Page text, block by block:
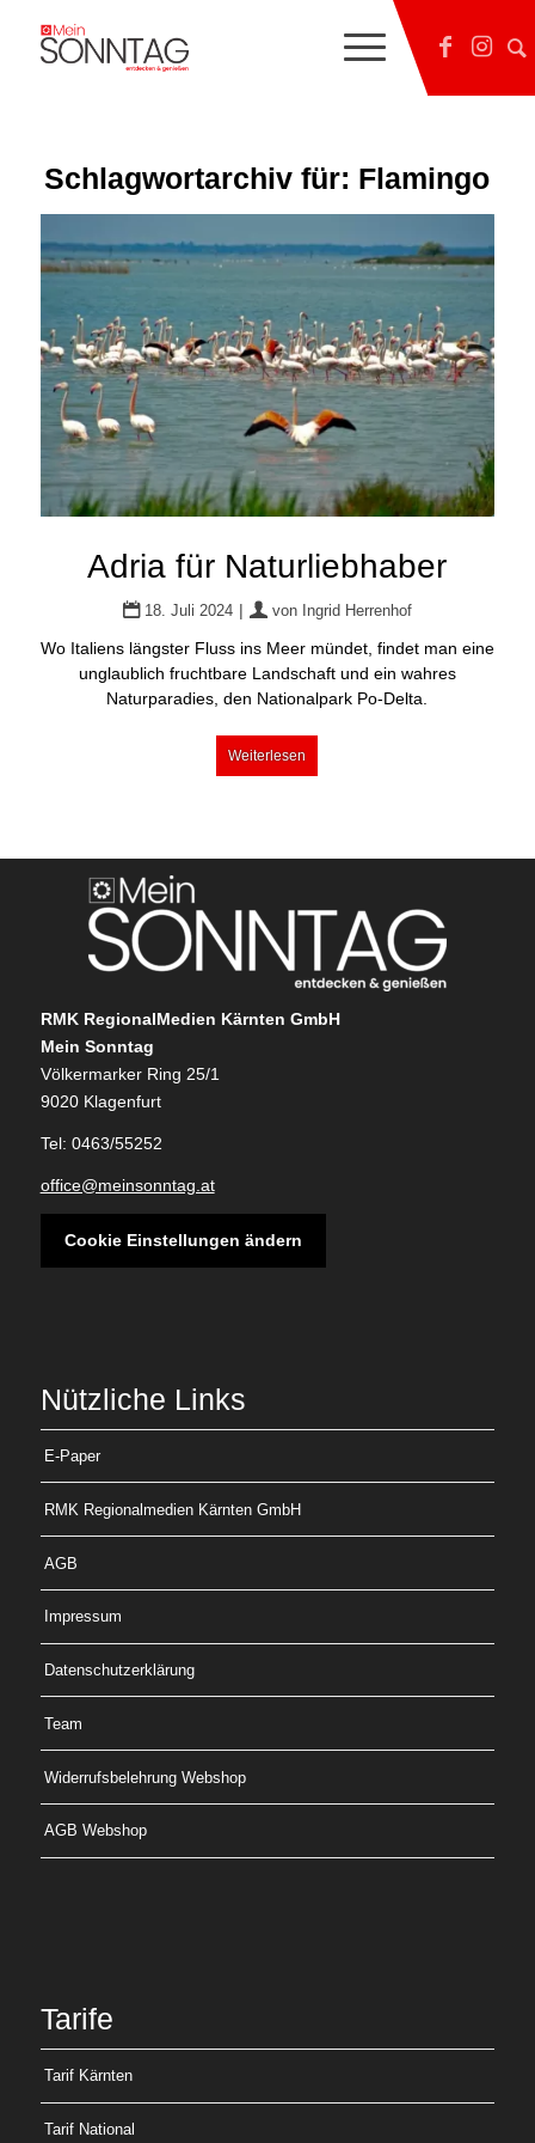
Schlagwortarchiv für: Flamingo
Adria für Naturliebhaber
18. Juli 2024 | von Ingrid Herrenhof
Wo Italiens längster Fluss ins Meer mündet, findet man eine
unglaublich fruchtbare Landschaft und ein wahres
Naturparadies, den Nationalpark Po-Delta.
Weiterlesen
RMK RegionalMedien Kärnten GmbH
Mein Sonntag
Völkermarker Ring 25/1
9020 Klagenfurt
Tel: 0463/55252
office@meinsonntag.at
Cookie Einstellungen ändern
Nützliche Links
E-Paper
RMK Regionalmedien Kärnten GmbH
AGB
Impressum
Datenschutzerklärung
Team
Widerrufsbelehrung Webshop
AGB Webshop
Tarife
Tarif Kärnten
Tarif National